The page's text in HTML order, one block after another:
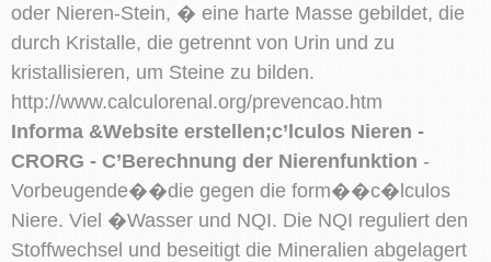
oder Nieren-Stein, � eine harte Masse gebildet, die
durch Kristalle, die getrennt von Urin und zu
kristallisieren, um Steine zu bilden.
http://www.calculorenal.org/prevencao.htm
Informa &Website erstellen;c’lculos Nieren -
CRORG - C’Berechnung der Nierenfunktion -
Vorbeugende��die gegen die form��c�lculos
Niere. Viel �Wasser und NQI. Die NQI reguliert den
Stoffwechsel und beseitigt die Mineralien abgelagert